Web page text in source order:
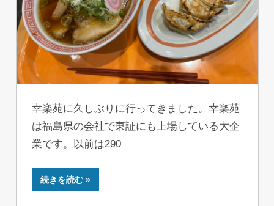
幸楽苑に久しぶりに行ってきました。幸楽苑
は福島県の会社で東証にも上場している大企
業です。以前は290
続きを読む